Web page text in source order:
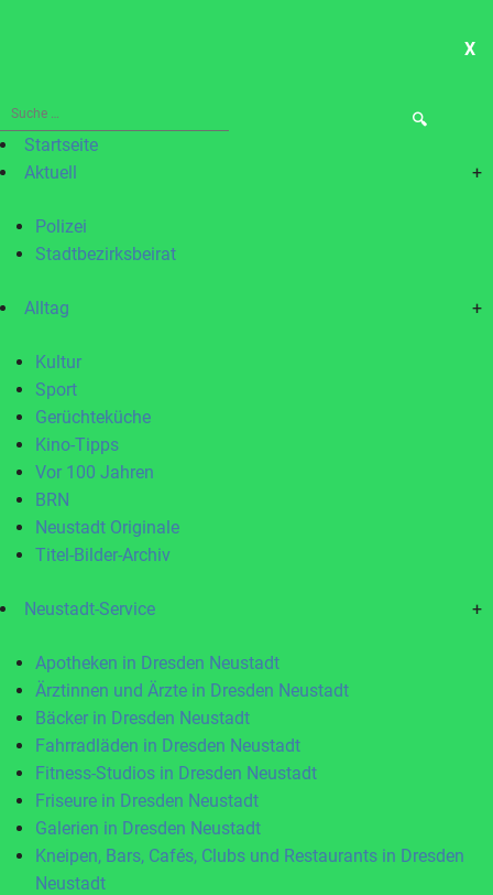
X
Suche
nach:Startseite
Aktuell
+
Polizei
Stadtbezirksbeirat
Alltag +
Kultur
Sport
Gerüchteküche
Kino-Tipps
Vor 100 Jahren
BRN
Neustadt Originale
Titel-Bilder-Archiv
Neustadt-Service +
Apotheken in Dresden Neustadt
Ärztinnen und Ärzte in Dresden Neustadt
Bäcker in Dresden Neustadt
Fahrradläden in Dresden Neustadt
Fitness-Studios in Dresden Neustadt
Friseure in Dresden Neustadt
Galerien in Dresden Neustadt
Kneipen, Bars, Cafés, Clubs und Restaurants in Dresden
Neustadt